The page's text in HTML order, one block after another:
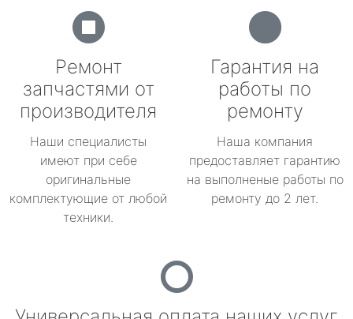
Ремонт
запчастями от
производителя
Наши специалисты
имеют при себе
оригинальные
комплектующие от любой
техники.
Гарантия на
работы по
ремонту
Наша компания
предоставляет гарантию
на выполненые работы по
ремонту до 2 лет.